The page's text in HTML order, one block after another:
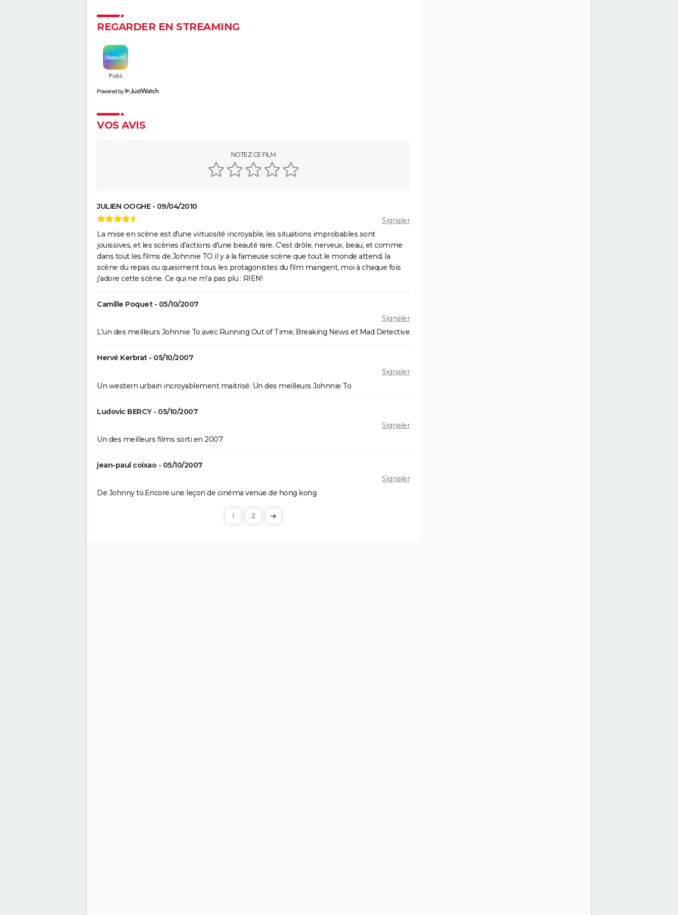
REGARDER EN STREAMING
Powered by
VOS AVIS
NOTEZ CE FILM
JULIEN OOGHE - 09/04/2010
Signaler
La mise en scène est d'une virtuosité incroyable, les situations improbables sont
jouissives, et les scènes d'actions d'une beauté rare. C'est drôle, nerveux, beau, et comme
dans tout les films de Johnnie TO il y a la fameuse scène que tout le monde attend, la
scène du repas ou quasiment tous les protagonistes du film mangent, moi à chaque fois
j'adore cette scène. Ce qui ne m'a pas plu : RIEN!
Camille Poquet - 05/10/2007
Signaler
L'un des meilleurs Johnnie To avec Running Out of Time, Breaking News et Mad Detective
Hervé Kerbrat - 05/10/2007
Signaler
Un western urbain incroyablement maitrisé. Un des meilleurs Johnnie To
Ludovic BERCY - 05/10/2007
Signaler
Un des meilleurs films sorti en 2007
jean-paul coixao - 05/10/2007
Signaler
De Johnny to.Encore une leçon de cinéma venue de hong kong
1 2